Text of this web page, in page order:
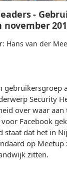
Hans van der
-
gebruikersgroep
Security
over waar aan
Facebook
staat dat het in
op
zitten.